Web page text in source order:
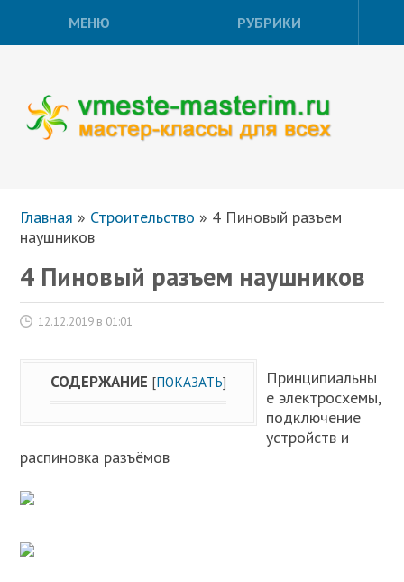
МЕНЮ РУБРИКИ
Главная » Строительство » 4 Пиновый разъем
наушников
4 Пиновый разъем наушников
12.12.2019 в 01:01
СОДЕРЖАНИЕ [ПОКАЗАТЬ]
Принципиальны
е электросхемы,
подключение
устройств и
распиновка разъёмов